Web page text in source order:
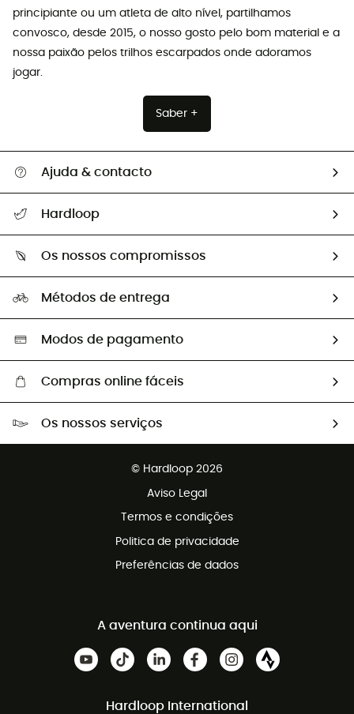
principiante ou um atleta de alto nível, partilhamos
convosco, desde 2015, o nosso gosto pelo bom material e a
nossa paixão pelos trilhos escarpados onde adoramos
jogar.
Saber +
Ajuda & contacto
Guia de tamanhos
Trocas & Devoluções
Hardloop
Os nossos embaixadores
Os nossos compromissos
Seleção eco-responsável
Métodos de entrega
Modos de pagamento
Compras online fáceis
Os nossos serviços
© Hardloop 2026
Aviso Legal
Termos e condições
Politica de privacidade
Preferências de dados
A aventura continua aqui
Hardloop International